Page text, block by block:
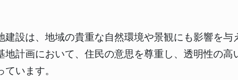
建設は、地域の貴重な自然環境や景観にも影響を
地計画において、住民の意思を尊重し、透明性の
います。